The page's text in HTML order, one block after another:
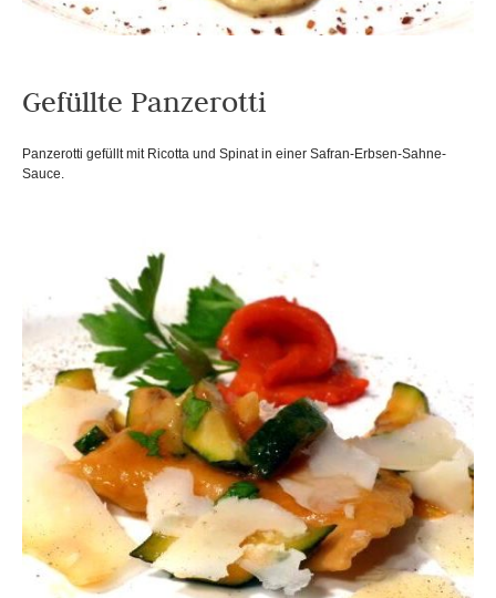
Gefüllte Panzerotti
Panzerotti gefüllt mit Ricotta und Spinat in einer Safran-Erbsen-Sahne-
Sauce.